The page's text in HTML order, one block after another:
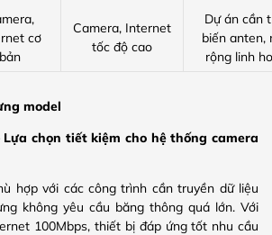
cơ
bản
Camera, Internet
tốc độ cao
Dự án cần
biến anten,
rộng linh
model
Lựa chọn tiết kiệm cho hệ thống camera
hợp với các công trình cần truyền dữ liệu
không yêu cầu băng thông quá lớn. Với
100Mbps, thiết bị đáp ứng tốt nhu cầu